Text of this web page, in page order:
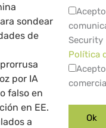
sondear
de
por IA
falso en
en EE.
a
Security
Política